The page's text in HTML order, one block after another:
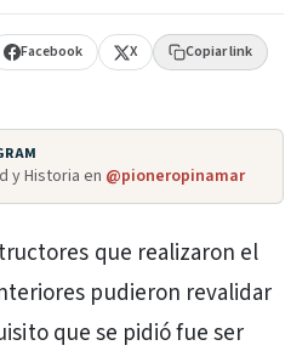
Facebook X Copiar link
y Historia en @pioneropinamar
que realizaron el
pudieron revalidar
que se pidió fue ser